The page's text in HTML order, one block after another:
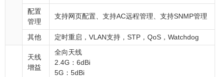
配置
管理
支持网页配置、支持AC远程管理、支持SNMP管理
其他 定时重启，VLAN支持，STP，QoS，Watchdog
天线
增益
全向天线
2.4G：6dBi
5G：5dBi